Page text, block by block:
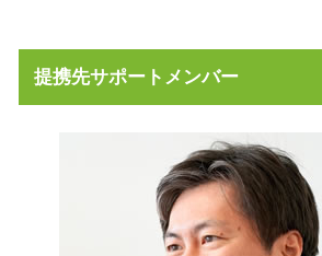
提携先サポートメンバー